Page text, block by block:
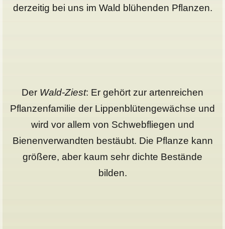
derzeitig bei uns im Wald blühenden Pflanzen.
Der Wald-Ziest: Er gehört zur artenreichen
Pflanzenfamilie der Lippenblütengewächse und
wird vor allem von Schwebfliegen und
Bienenverwandten bestäubt. Die Pflanze kann
größere, aber kaum sehr dichte Bestände
bilden.